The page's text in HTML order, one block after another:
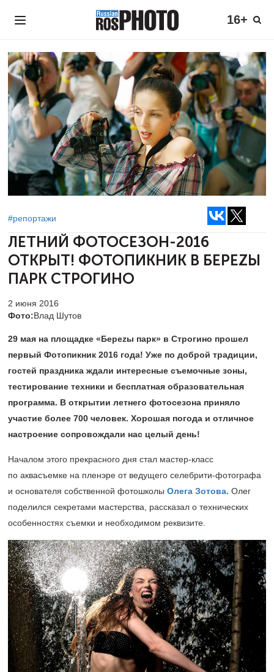
16+
#репортажи
ЛЕТНИЙ ФОТОСЕЗОН-2016
ОТКРЫТ! ФОТОПИКНИК В БЕРЕZЫ
ПАРК СТРОГИНО
2 июня 2016
Фото:Влад Шутов
29 мая на площадке «Береzы парк» в Строгино прошел
первый Фотопикник 2016 года! Уже по доброй традиции,
гостей праздника ждали интересные съемочные зоны,
тестирование техники и бесплатная образовательная
программа. В открытии летнего фотосезона приняло
участие более 700 человек. Хорошая погода и отличное
настроение сопровождали нас целый день!
Началом этого прекрасного дня стал мастер-класс
по аквасъемке на пленэре от ведущего селебрити-фотографа
и основателя собственной фотошколы Олега Зотова. Олег
поделился секретами мастерства, рассказал о технических
особенностях съемки и необходимом реквизите.